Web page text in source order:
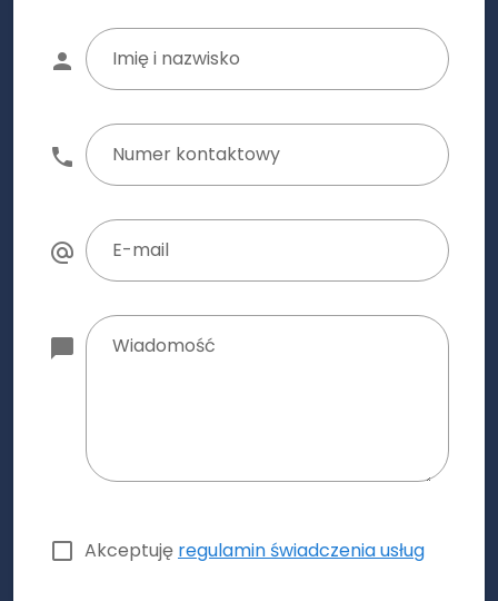
Imię i nazwisko
Numer kontaktowy
E-mail
Wiadomość
Akceptuję regulamin świadczenia usług